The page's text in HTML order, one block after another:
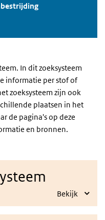
In dit zoeksysteem
informatie per stof of
zoeksysteem zijn ook
plaatsen in het
de pagina's op deze
en bronnen.
Bekijk